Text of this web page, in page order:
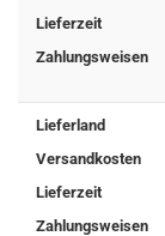
Lieferzeit
Zahlungsweisen
Lieferland
Versandkosten
Lieferzeit
Zahlungsweisen